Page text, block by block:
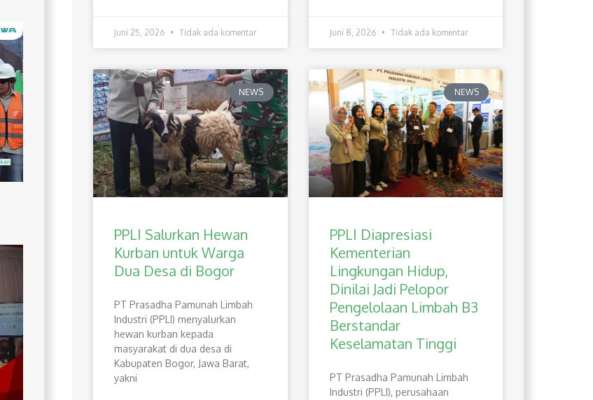
Juni 25, 2026 Tidak ada komentar Juni 8, 2026 Tidak ada komentar
NEWS
PPLI Salurkan Hewan
Kurban untuk Warga
Dua Desa di Bogor
PT Prasadha Pamunah Limbah
Industri (PPLI) menyalurkan
hewan kurban kepada
masyarakat di dua desa di
Kabupaten Bogor, Jawa Barat,
yakni
NEWS
PPLI Diapresiasi
Kementerian
Lingkungan Hidup,
Dinilai Jadi Pelopor
Pengelolaan Limbah B3
Berstandar
Keselamatan Tinggi
PT Prasadha Pamunah Limbah
Industri (PPLI), perusahaan